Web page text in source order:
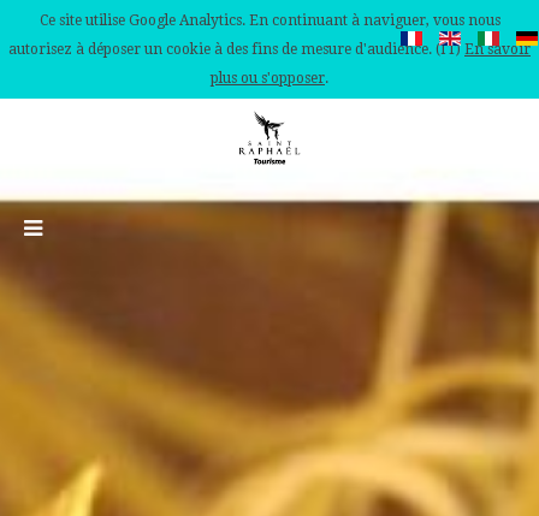
Ce site utilise Google Analytics. En continuant à naviguer, vous nous
autorisez à déposer un cookie à des fins de mesure d'audience. (IT) En savoir
plus ou s'opposer.